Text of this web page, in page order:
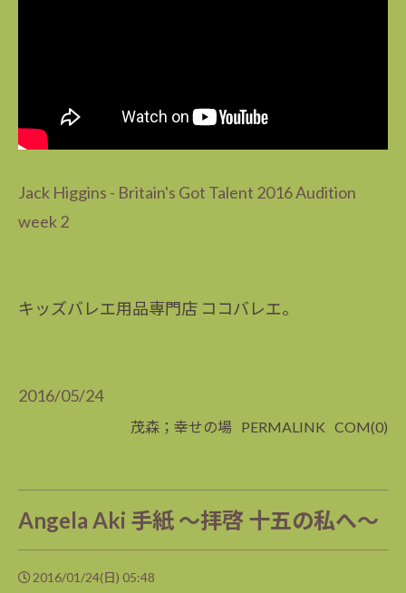
Jack Higgins - Britain's Got Talent 2016 Audition
week 2
キッズバレエ用品専門店 ココバレエ。
2016/05/24
茂森；幸せの場 PERMALINK COM(0)
Angela Aki 手紙 ～拝啓 十五の私へ～
2016/01/24(日) 05:48